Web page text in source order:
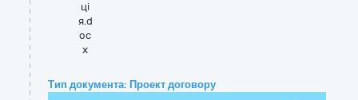
ці
я.d
oc
x
Тип документа: Проект договору